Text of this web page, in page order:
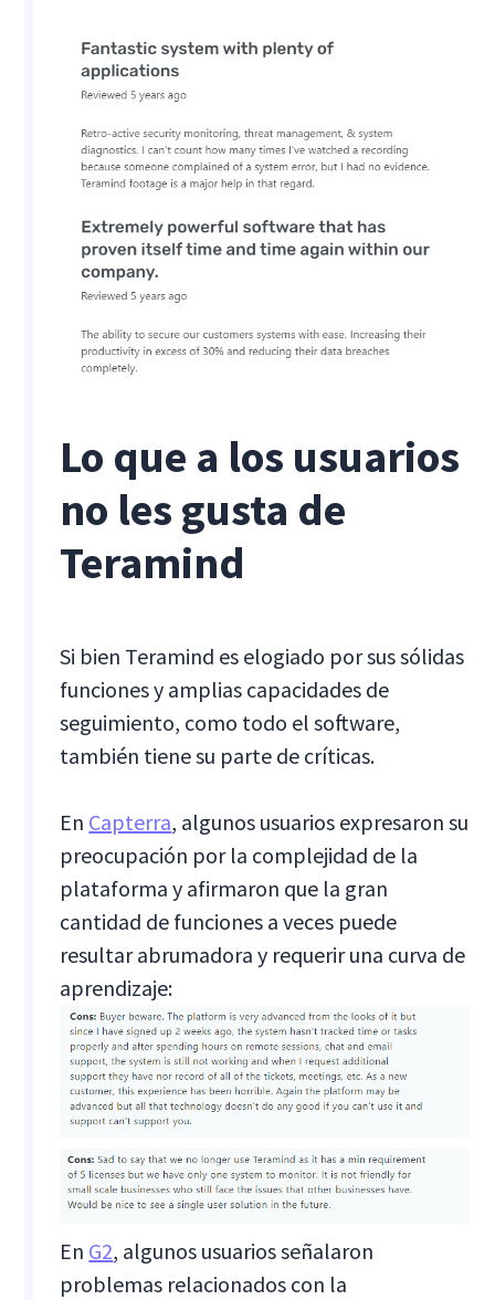
Lo que a los usuarios
no les gusta de
Teramind
Si bien Teramind es elogiado por sus sólidas
funciones y amplias capacidades de
seguimiento, como todo el software,
también tiene su parte de críticas.
En Capterra, algunos usuarios expresaron su
preocupación por la complejidad de la
plataforma y afirmaron que la gran
cantidad de funciones a veces puede
resultar abrumadora y requerir una curva de
aprendizaje:
En G2, algunos usuarios señalaron
problemas relacionados con la